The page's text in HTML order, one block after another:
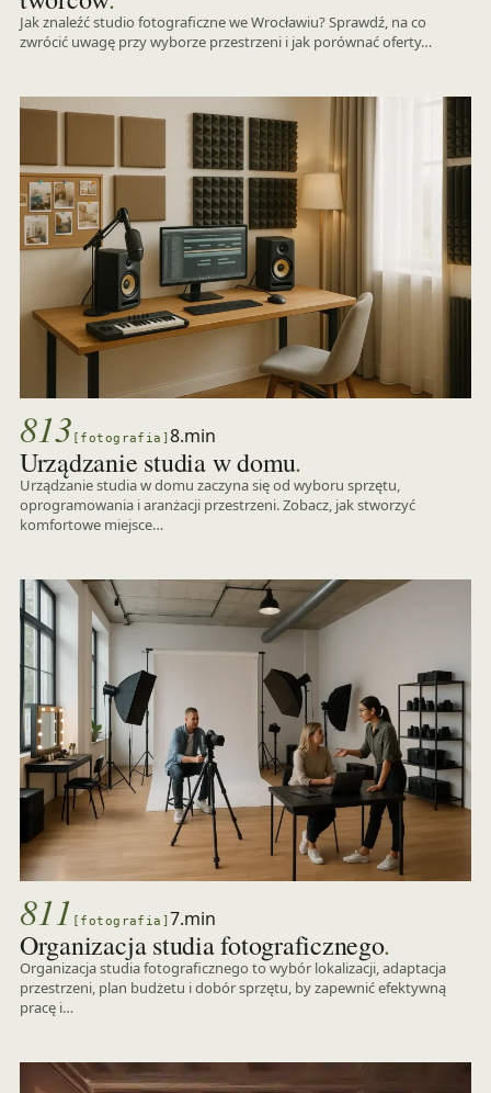
Jak znaleźć studio fotograficzne we Wrocławiu? Sprawdź, na co
zwrócić uwagę przy wyborze przestrzeni i jak porównać oferty…
813 [fotografia]8.min
Urządzanie studia w domu.
Urządzanie studia w domu zaczyna się od wyboru sprzętu,
oprogramowania i aranżacji przestrzeni. Zobacz, jak stworzyć
komfortowe miejsce…
811 [fotografia] 7.min
Organizacja studia fotograficznego.
Organizacja studia fotograficznego to wybór lokalizacji, adaptacja
przestrzeni, plan budżetu i dobór sprzętu, by zapewnić efektywną
pracę i…